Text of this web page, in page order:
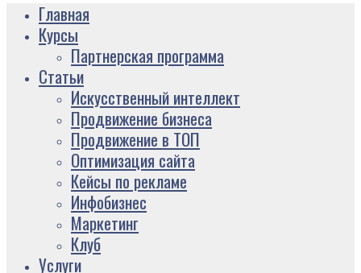
Главная
Курсы
Партнерская программа
Статьи
Искусственный интеллект
Продвижение бизнеса
Продвижение в ТОП
Оптимизация сайта
Кейсы по рекламе
Инфобизнес
Маркетинг
Клуб
Услуги